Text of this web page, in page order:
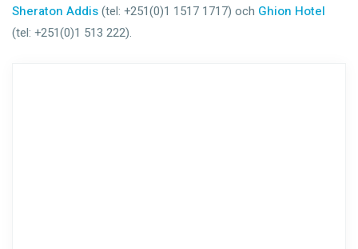
Sheraton Addis‎ (tel: +251(0)1 1517 1717) och Ghion Hotel
(tel: +251(0)1 513 222).